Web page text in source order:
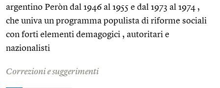
argentino Peròn dal 1946 al 1955 e dal 1973 al 1974 ,
che univa un programma populista di riforme sociali
con forti elementi demagogici , autoritari e
nazionalisti
Correzioni e suggerimenti